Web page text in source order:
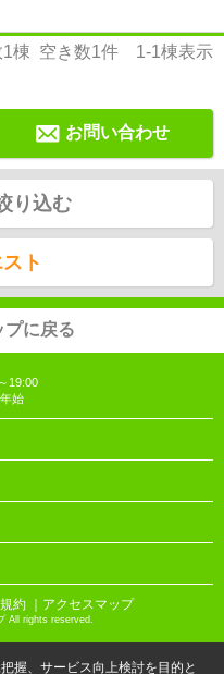
1棟 空き数1件 1-1棟表示
お問い合わせ
り込む
ト
プに戻る
19:00
始
約 ｜アクセスマップ
All rights reserved.
握、サービス向上検討を目的と